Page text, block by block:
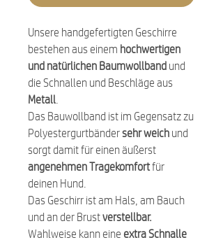
Unsere handgefertigten Geschirre
bestehen aus einem hochwertigen
und natürlichen Baumwollband und
die Schnallen und Beschläge aus
Metall
Das Bauwollband ist im Gegensatz zu
Polyestergurtbändersehr weich und
sorgt damit für einen äußerst
angenehmen Tragekomfortfür
deinen Hund.
Das Geschirr ist am Hals, am Bauch
und an der Brustverstellbar.
Wahlweise kann eine extra Schnalle